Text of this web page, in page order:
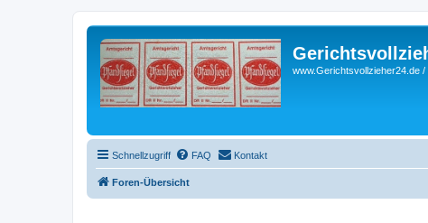
www.Gerichtsvollzieher24.de
Schnellzugriff FAQ Kontakt
Foren-Übersicht